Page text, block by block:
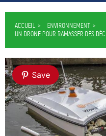
ACCUEIL
ENVIRONNEMENT
UN DRONE POUR RAMASSER DES
Save